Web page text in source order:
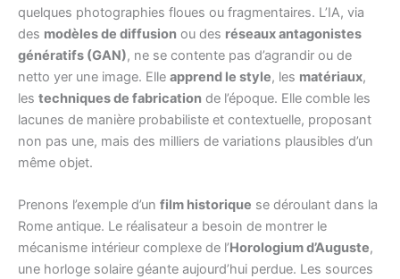
quelques photographies floues ou fragmentaires. L’IA, via
des modèles de diffusion ou des réseaux antagonistes
génératifs (GAN), ne se contente pas d’agrandir ou de
netto yer une image. Elle apprend le style, les matériaux,
les techniques de fabrication de l’époque. Elle comble les
lacunes de manière probabiliste et contextuelle, proposant
non pas une, mais des milliers de variations plausibles d’un
même objet.
Prenons l’exemple d’un film historique se déroulant dans la
Rome antique. Le réalisateur a besoin de montrer le
mécanisme intérieur complexe de l’Horologium d’Auguste,
une horloge solaire géante aujourd’hui perdue. Les sources